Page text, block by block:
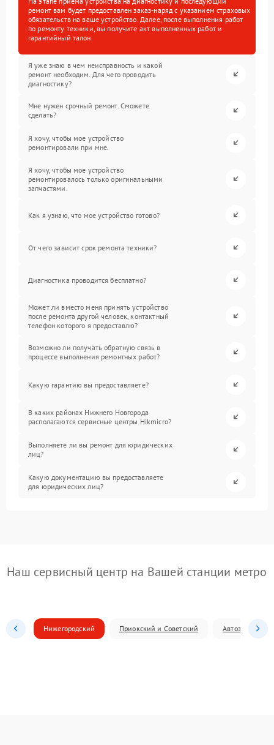
ремонт вам будет предоставлен заказ-наряд с указанием страховых
обязательств на ваше устройство. Далее, после выполнения работ
по ремонту техники, вы получите акт выполненных работ и
гарантийный талон.
Я уже знаю в чем неисправность и какой
ремонт необходим. Для чего проводить
диагностику?
Мне нужен срочный ремонт. Сможете
сделать?
Я хочу, чтобы мое устройство
ремонтировали при мне.
Я хочу, чтобы мое устройство
ремонтировалось только оригинальными
запчастями.
Как я узнаю, что мое устройство готово?
От чего зависит срок ремонта техники?
Диагностика проводится бесплатно?
Может ли вместо меня принять устройство
после ремонта другой человек, контактный
телефон которого я предоставлю?
Возможно ли получать обратную связь в
процессе выполнения ремонтных работ?
Какую гарантию вы предоставляете?
В каких районах Нижнего Новгорода
располагаются сервисные центры Hikmicro?
Выполняете ли вы ремонт для юридических
лиц?
Какую документацию вы предоставляете
для юридических лиц?
Наш сервисный центр на Вашей станции метро
Нижегородский Приокский и Советский Автозаводский